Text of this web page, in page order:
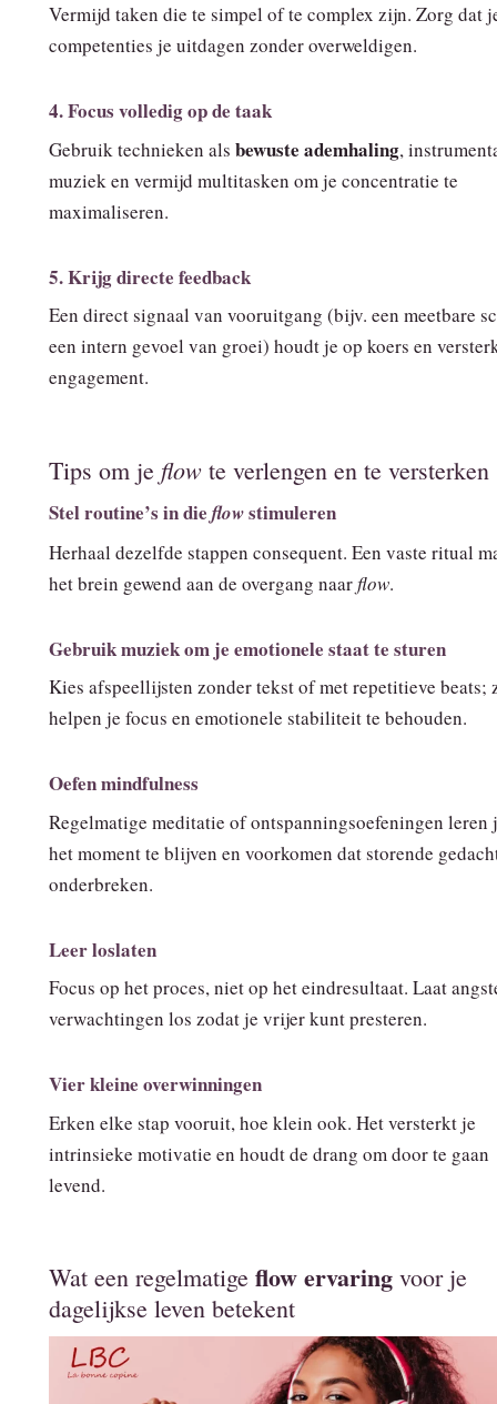
Vermijd taken die te simpel of te complex zijn. Zorg dat
competenties je uitdagen zonder overweldigen.
4. Focus volledig op de taak
Gebruik technieken als bewuste ademhaling,
muziek en vermijd multitasken om je concentratie te
maximaliseren.
5. Krijg directe feedback
Een direct signaal van vooruitgang (bijv. een meetbare
een intern gevoel van groei) houdt je op koers en
engagement.
Tips om je flow te verlengen en te versterken
Stel routine’s in dieflowstimuleren
Herhaal dezelfde stappen consequent. Een vaste ritual
het brein gewend aan de overgang naarflow.
Gebruik muziek om je emotionele staat te sturen
Kies afspeellijsten zonder tekst of met repetitieve beats;
helpen je focus en emotionele stabiliteit te behouden.
Oefen mindfulness
Regelmatige meditatie of ontspanningsoefeningen leren
het moment te blijven en voorkomen dat storende
onderbreken.
Leer loslaten
Focus op het proces, niet op het eindresultaat. Laat
verwachtingen los zodat je vrijer kunt presteren.
Vier kleine overwinningen
Erken elke stap vooruit, hoe klein ook. Het versterkt je
intrinsieke motivatie en houdt de drang om door te gaan
levend.
Wat een regelmatige flow ervaring voor je
dagelijkse leven betekent